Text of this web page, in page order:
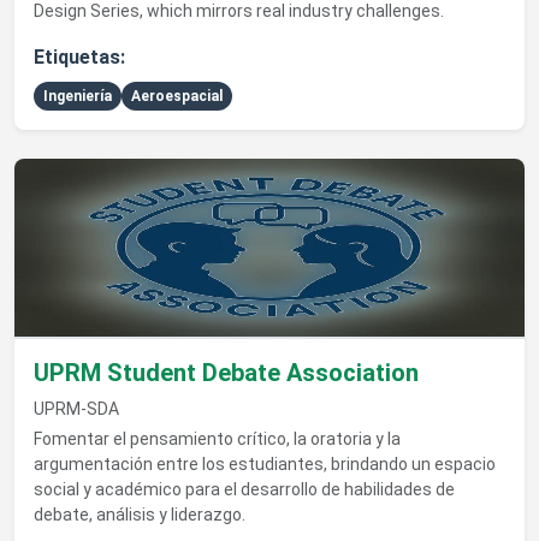
Design Series, which mirrors real industry challenges.
Etiquetas:
Ingeniería Aeroespacial
Ver detalles de UPRM Student Debate Association
UPRM Student Debate Association
UPRM-SDA
Fomentar el pensamiento crítico, la oratoria y la
argumentación entre los estudiantes, brindando un espacio
social y académico para el desarrollo de habilidades de
debate, análisis y liderazgo.